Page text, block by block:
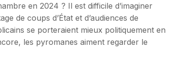
en 2024 ? Il est difficile d’imaginer
de coups d’État et d’audiences de
se porteraient mieux politiquement en
les pyromanes aiment regarder le